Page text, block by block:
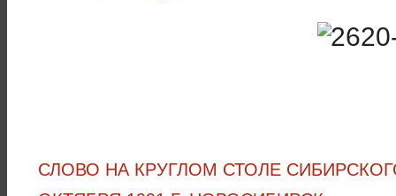
СЛОВО НА КРУГЛОМ СТОЛЕ